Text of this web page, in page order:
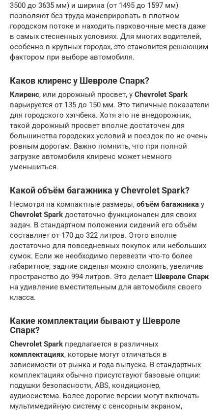
3500 до 3635 мм) и ширина (от 1495 до 1597 мм)
позволяют без труда маневрировать в плотном
городском потоке и находить парковочные места даже
в самых стесненных условиях. Для многих водителей,
особенно в крупных городах, это становится решающим
фактором при выборе автомобиля.
Каков клиренс у Шевроле Спарк?
Клиренс, или дорожный просвет, у Chevrolet Spark
варьируется от 135 до 150 мм. Это типичные показатели
для городского хэтчбека. Хотя это не внедорожник,
такой дорожный просвет вполне достаточен для
большинства городских условий и поездок по не очень
ровным дорогам. Важно помнить, что при полной
загрузке автомобиля клиренс может немного
уменьшиться.
Какой объём багажника у Chevrolet Spark?
Несмотря на компактные размеры, объём багажника у
Chevrolet Spark достаточно функционален для своих
задач. В стандартном положении сидений его объём
составляет от 170 до 322 литров. Этого вполне
достаточно для повседневных покупок или небольших
сумок. Если же необходимо перевезти что-то более
габаритное, задние сиденья можно сложить, увеличив
пространство до 994 литров. Это делает Шевроле Спарк
на удивление вместительным для автомобиля своего
класса.
Какие комплектации бывают у Шевроле
Спарк?
Chevrolet Spark предлагается в различных
комплектациях, которые могут отличаться в
зависимости от рынка и года выпуска. В стандартных
комплектациях обычно присутствуют базовые опции:
подушки безопасности, ABS, кондиционер,
аудиосистема. Более дорогие версии могут включать
мультимедийную систему с сенсорным экраном,